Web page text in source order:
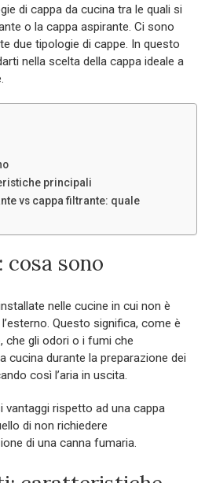
di cappa da cucina tra le quali si
o la cappa aspirante. Ci sono
due tipologie di cappe. In questo
nella scelta della cappa ideale a
principali
vs cappa filtrante: quale
sono
nelle cucine in cui non è
Questo significa, come è
che gli odori o i fumi che
cucina durante la preparazione dei
così l’aria in uscita.
vantaggi rispetto ad una cappa
di non richiedere
di una canna fumaria.